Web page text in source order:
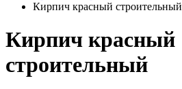
Кирпич красный строительный
Кирпич красный
строительный